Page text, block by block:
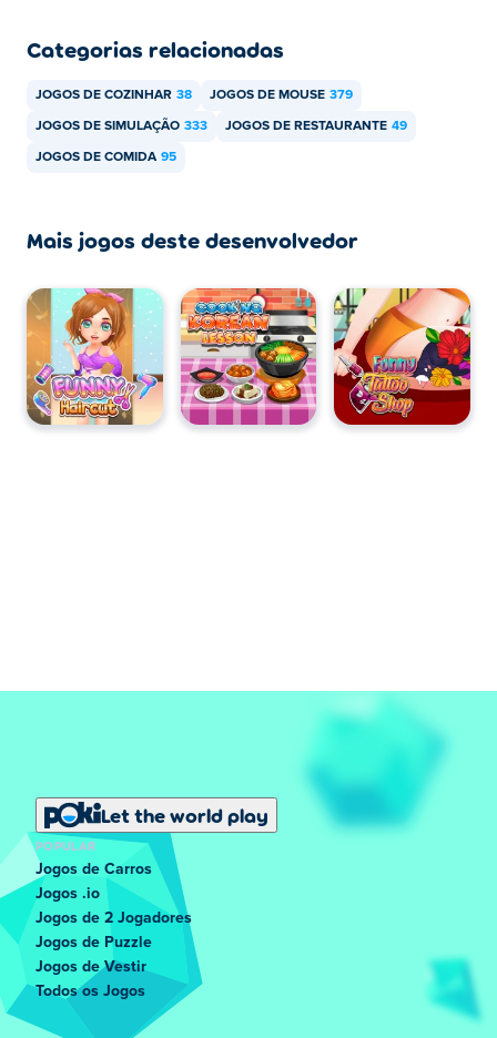
Yummy Ice Cream Factory pode ser jogado no seu
tablets.
Categorias relacionadas
JOGOS DE COZINHAR 38 JOGOS DE MOUSE 379
JOGOS DE SIMULAÇÃO 333 JOGOS DE RESTAURANTE 49
JOGOS DE COMIDA 95
Mais jogos deste desenvolvedor
Let the world play
POPULAR
Jogos de Carros
Jogos .io
Jogos de 2 Jogadores
Jogos de Puzzle
Jogos de Vestir
Todos os Jogos